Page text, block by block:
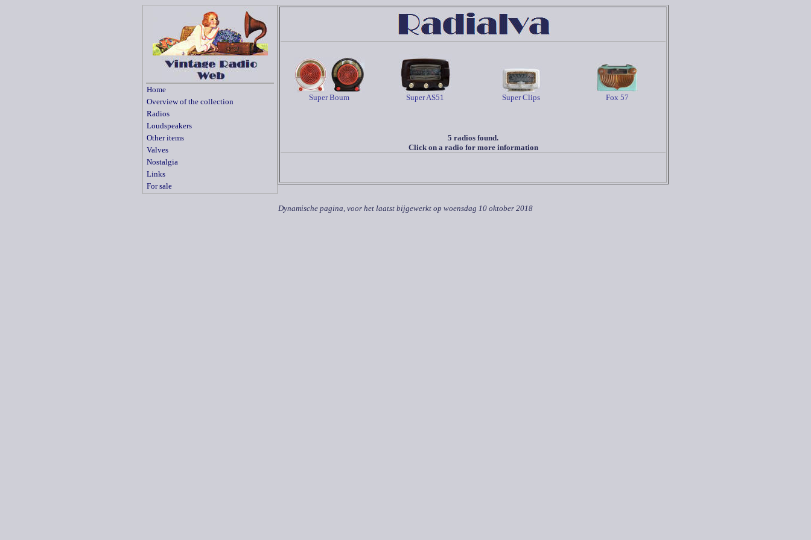
Home
Overview of the collection
Radios
Loudspeakers
Other items
Valves
Nostalgia
Links
For sale
Super Boum Super AS51 Super Clips Fox 57
5 radios found.
Click on a radio for more information
Dynamische pagina, voor het laatst bijgewerkt op woensdag 10 oktober 2018